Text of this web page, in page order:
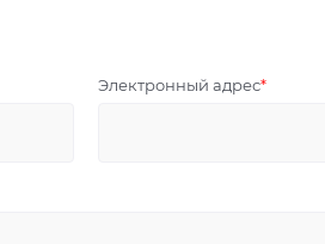
Электронный адрес